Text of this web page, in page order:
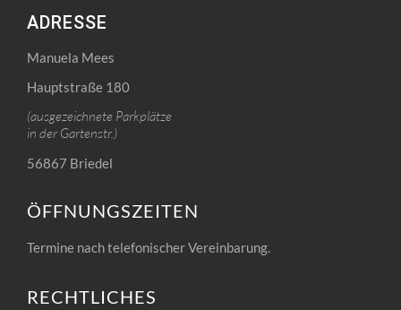
ADRESSE
Manuela Mees
Hauptstraße 180
(ausgezeichnete Parkplätze
in der Gartenstr.)
56867 Briedel
ÖFFNUNGSZEITEN
Termine nach telefonischer Vereinbarung.
RECHTLICHES